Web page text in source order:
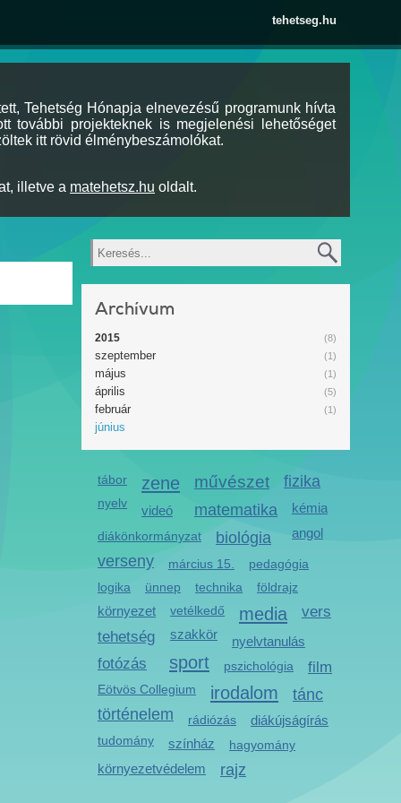
tehetseg.hu
Tehetség Hónapja elnevezésű programunk hívta
további projekteknek is megjelenési lehetőséget
itt rövid élménybeszámolókat.
illetve a matehetsz.hu oldalt.
Keresés
Archívum
(8)
2015
(1)
szeptember
(1)
május
(5)
április
(1)
február
június
tábor zene művészet
fizika
matematika
diákönkormányzat
kémia
nyelv
biológia
videó
verseny március 15.
angol
pedagógia
logika
ünnep technika földrajz
környezet vetélkedő media vers
szakkör nyelvtanulás
tehetség
sport
pszichológia
Eötvös Collegium
fotózás
irodalom
történelem rádiózás diákújságírás
tudomány színház
film
tánc
környezetvédelem
hagyomány
rajz